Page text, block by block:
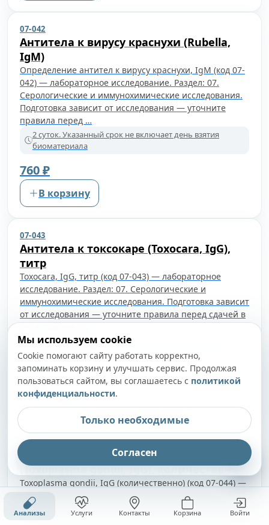
07-042
Антитела к вирусу краснухи (Rubella,
IgM)
Определение антител к вирусу краснухи, IgM (код 07-
042) — лабораторное исследование. Раздел: 07.
Серологические и иммунохимические исследования.
Подготовка зависит от исследования — уточните
правила перед …
2 суток. Указанный срок не включает день взятия
биоматериала
760 ₽
В корзину
07-043
Антитела к токсокаре (Toxocara, IgG),
титр
Toxocara, IgG, титр (код 07-043) — лабораторное
исследование. Раздел: 07. Серологические и
иммунохимические исследования. Подготовка зависит
от исследования — уточните правила перед сдачей в
регистратуре/по …
до 5 суток. Указанный срок не включает день взятия
биоматериала
440 ₽
В корзину
07-044
Антитела к токсоплазме гонди
(Toxoplasma gondii, IgG), количественно
Toxoplasma gondii, IgG (количественно) (код 07-044) —
лабораторное исследование. Раздел: 07.
Серологические и иммунохимические исследования.
Подготовка зависит от исследования — уточните
Анализы Услуги Контакты Корзина Войти
Мы используем cookie
Cookie помогают сайту работать корректно,
запоминать корзину и улучшать сервис. Продолжая
пользоваться сайтом, вы соглашаетесь с политикой
конфиденциальности.
Только необходимые
Согласен